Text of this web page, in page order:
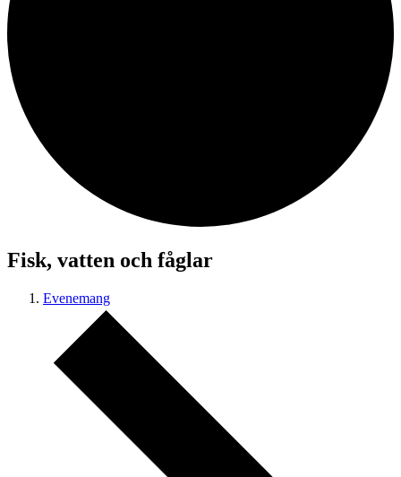
Fisk, vatten och fåglar
Evenemang